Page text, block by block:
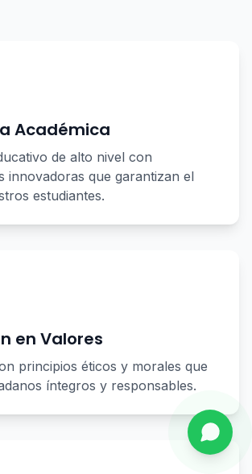
Académica
de alto nivel con
innovadoras que garantizan el
estudiantes.
en Valores
principios éticos y morales que
íntegros y responsables.